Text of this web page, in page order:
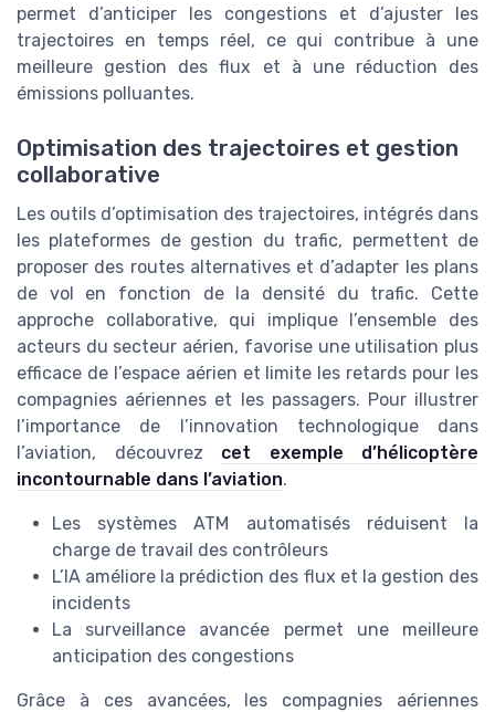
permet d’anticiper les congestions et d’ajuster les
trajectoires en temps réel, ce qui contribue à une
meilleure gestion des flux et à une réduction des
émissions polluantes.
Optimisation des trajectoires et gestion
collaborative
Les outils d’optimisation des trajectoires, intégrés dans
les plateformes de gestion du trafic, permettent de
proposer des routes alternatives et d’adapter les plans
de vol en fonction de la densité du trafic. Cette
approche collaborative, qui implique l’ensemble des
acteurs du secteur aérien, favorise une utilisation plus
efficace de l’espace aérien et limite les retards pour les
compagnies aériennes et les passagers. Pour illustrer
l’importance de l’innovation technologique dans
l’aviation, découvrez cet exemple d’hélicoptère
incontournable dans l’aviation.
Les systèmes ATM automatisés réduisent la
charge de travail des contrôleurs
L’IA améliore la prédiction des flux et la gestion des
incidents
La surveillance avancée permet une meilleure
anticipation des congestions
Grâce à ces avancées, les compagnies aériennes